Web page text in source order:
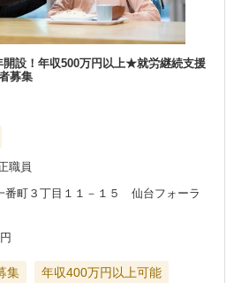
開設！年収500万円以上★就労継続支援
募集
職員
番町３丁目１１－１５ 仙台フォーラ
集
年収400万円以上可能